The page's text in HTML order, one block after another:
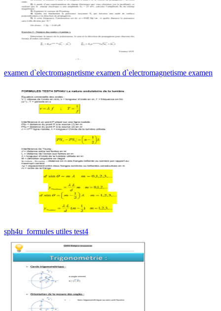
examen d`electromagnetisme examen d`electromagnetisme examen
sph4u_formules utiles test4